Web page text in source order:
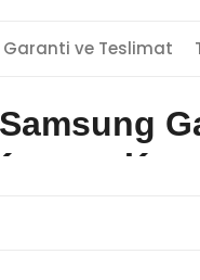
Garanti ve Teslimat
Samsung